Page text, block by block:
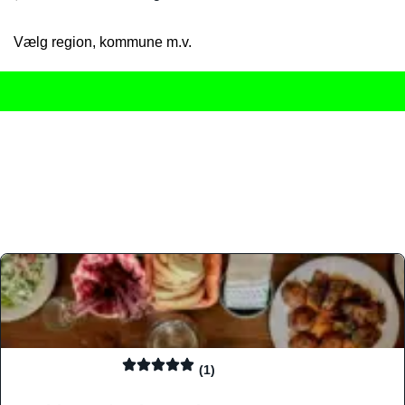
Vælg region, kommune m.v.
(1)